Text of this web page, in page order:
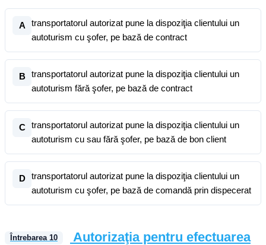
A
transportatorul autorizat pune la dispoziţia clientului un
autoturism cu şofer, pe bază de contract
B
transportatorul autorizat pune la dispoziţia clientului un
autoturism fără şofer, pe bază de contract
C
transportatorul autorizat pune la dispoziţia clientului un
autoturism cu sau fără şofer, pe bază de bon client
D
transportatorul autorizat pune la dispoziţia clientului un
autoturism cu şofer, pe bază de comandă prin dispecerat
Întrebarea 10
Autorizaţia pentru efectuarea